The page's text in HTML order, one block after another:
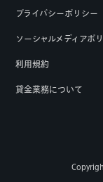
プライバシーポリシー
ソーシャルメディアポ
利用規約
貸金業務について